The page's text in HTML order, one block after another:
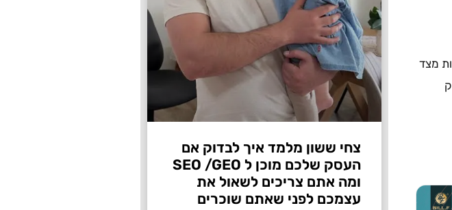
רבות מצד
צחי ששון מלמד איך לבדוק אם
העסק שלכם מוכן ל SEO /GEO
ומה אתם צריכים לשאול את
עצמכם לפני שאתם שוכרים